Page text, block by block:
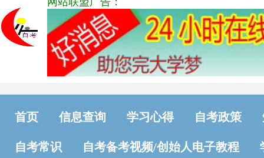
首页 信息查询 学习心得 自考政策
自考常识 自考备考视频/创始人电子教程